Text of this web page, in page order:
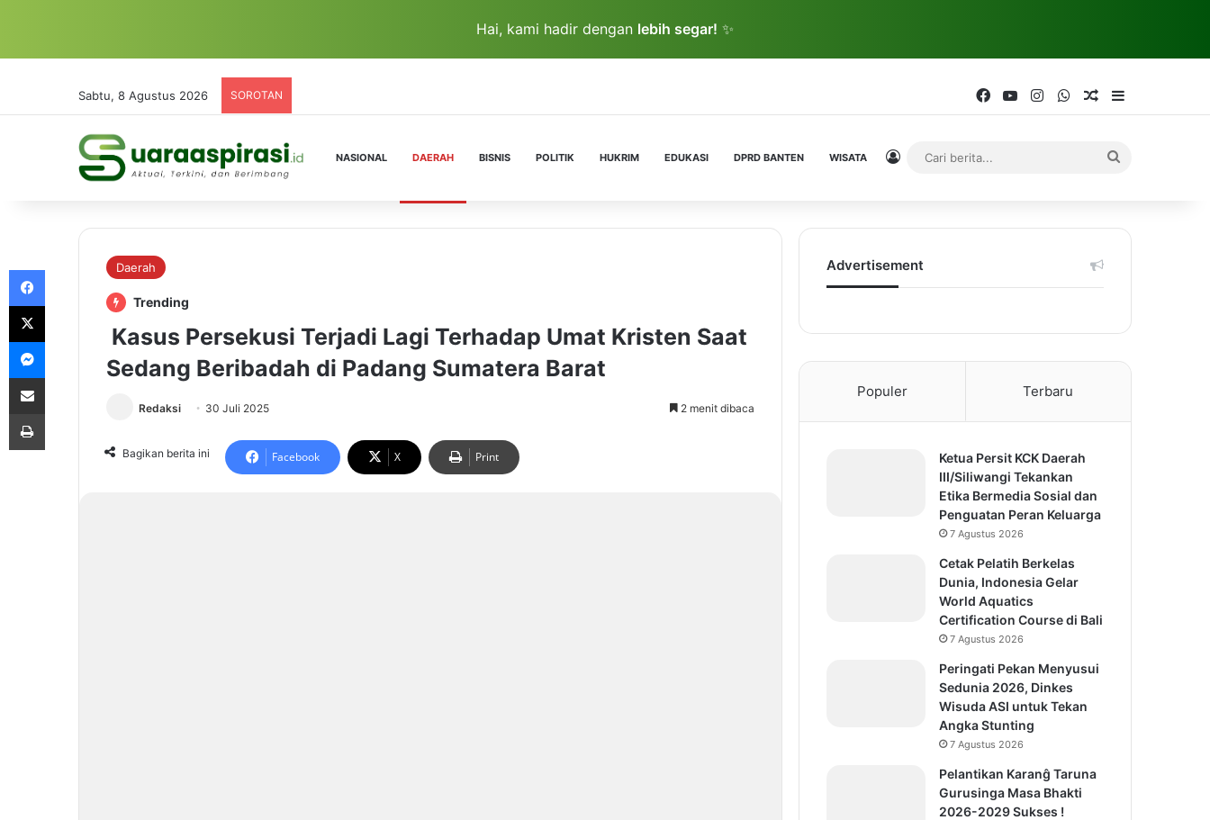
Hai, kami hadir dengan lebih segar! ✨
Sabtu, 8 Agustus 2026 SOROTAN FacebookYouTubeInstagramWhatsAppRandom Article
NASIONAL DAERAH BISNIS POLITIK HUKRIM EDUKASI DPRD BANTEN WISATA Log In
Daerah
Trending
Kasus Persekusi Terjadi Lagi Terhadap Umat Kristen Saat
Sedang Beribadah di Padang Sumatera Barat
Redaksi 30 Juli 2025 2 menit dibaca
Bagikan berita ini Facebook X Print
Advertisement
Populer Terbaru
Ketua Persit KCK Daerah
III/Siliwangi Tekankan
Etika Bermedia Sosial dan
Penguatan Peran Keluarga
7 Agustus 2026
Cetak Pelatih Berkelas
Dunia, Indonesia Gelar
World Aquatics
Certification Course di Bali
7 Agustus 2026
Peringati Pekan Menyusui
Sedunia 2026, Dinkes
Wisuda ASI untuk Tekan
Angka Stunting
7 Agustus 2026
Pelantikan Karanĝ Taruna
Gurusinga Masa Bhakti
2026-2029 Sukses !